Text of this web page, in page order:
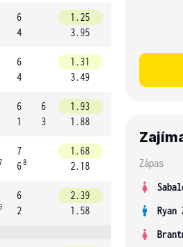
6
4
1.25
3.95
6
4
1.31
3.49
6
1
6
3
1.93
1.88
7
68
1.68
2.18
5
6
2
2.39
1.58
Zápas